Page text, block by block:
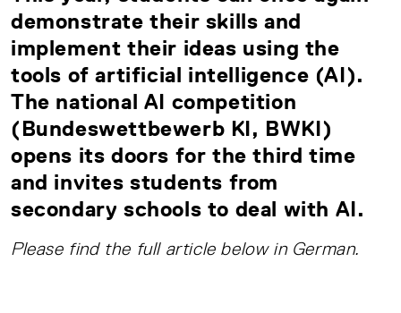
demonstrate their skills and
implement their ideas using the
tools of artificial intelligence (AI).
The national AI competition
(Bundeswettbewerb KI, BWKI)
opens its doors for the third time
and invites students from
secondary schools to deal with AI.
Please find the full article below in German.